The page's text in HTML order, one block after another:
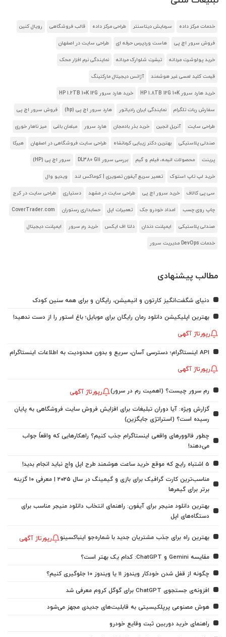
خدمات مرکز داده سرمایش دیتاسنتر طراحی مرکز داده قالب فروشگاهی رویال کنین
فروش سرور اچ پی هاست وردپرس حرفه ای طراحی سایت در اصفهان
خرید پولوشرت مردانه تیشرت شلوارک مردانه نمایندگی نرم افزار محک
قیمت کلید لمسی غیر هوشمند آژانس دیجیتال مارکتینگ
خرید هارد سرور HP 1.8TB 12G 10K خرید هارد سرور HP 1.2TB 10K 12G
سفارش ربات تلگرام نمایندگی ایران رادیاتور هارد سرور اچ پی (hp) فروش سرور اچ پی
طراحی سایت آنریل انجین خرید بذر بادمجان هارد سرور مبلمان باغی میز ناهار خوری
صندلی پلاستیکی بهترین دکتر زیبایی کرمانشاه طراحی سایت فروشگاهی در اصفهان هیرکا
پرینت محصولات انیمه، فیلم و گیم بررسی سرور DL380 G11 سرور اچ پی (HP)
خرید لپ تاپ استوک تعمیر سریع آیفون تصویری | کوماکس لند ویدیو وال
سی پی کالاف خرید سرور اچ پی طراحی سایت در مشهد دستیاری طراحی سایت در کرج
چاپ روی چسب امداد خودرو جک تعمیرات اپل حسابداری رستوران CoverTrader.com
صندلی پلاستیکی ایمپلنت دندان دلتا اف ایکس خرید رم سرور ایمپلنت دیجیتال
خدمات DevOps مدیریت سرور
مطالب پیشنهادی
دنیای شگفت‌انگیز کارتون و انیمیشن، رایگان و برای همه سنین کودک
بهترین اپلیکیشن دانلود رمان رایگان برای موبایل؛ باغ استور را از دست ندهید!
رپورتاژ آگهی
API اینستاگرام؛ دسترسی آسان، سریع و بدون محدودیت به اطلاعات اینستاگرام
رپورتاژ آگهی
رم سرور چیست؟ (اهمیت رم در سرور) رپورتاژ آگهی
گزارش ویژه: آیا دوران تبلیغات برای افزایش فروش سایت فروشگاهی به پایان
رسیده است؟ (استراتژی جایگزین)
چطور فالوورهای واقعی اینستاگرام جذب کنیم؟ راهکارهایی که واقعاً جواب
می‌دهند!
5 اشتباه رایج که موقع خرید ساعت هوشمند طرح اپل واچ نباید انجام بدید!
مناسب‌ترین کارت گرافیک برای بازی و گیمینگ در سال ۲۰۲۵ | معرفی ۱۰ گزینه
برتر برای گیمرها
بهترین دانلود منیجر برای آیفون: راهنمای انتخاب دانلود منیجر مناسب برای
دستگاه‌های اپل
بهترین راه برای جذب مشتریان جدید با شماره‌جو اینباکسینو رپورتاژ آگهی
مقایسه Gemini و ChatGPT: کدام یک بهتر است؟
چگونه از قفل شدن خودکار ویندوز 11 یا ویندوز 10 جلوگیری کنیم؟
افزونه‌ی جستجوی ChatGPT برای گوگل کروم معرفی شد
هوش مصنوعی پرپلکیسیتی به قابلیت‌های جدیدی مجهز می‌شود
راهنمای خرید دوربین ثبت وقایع خودرو